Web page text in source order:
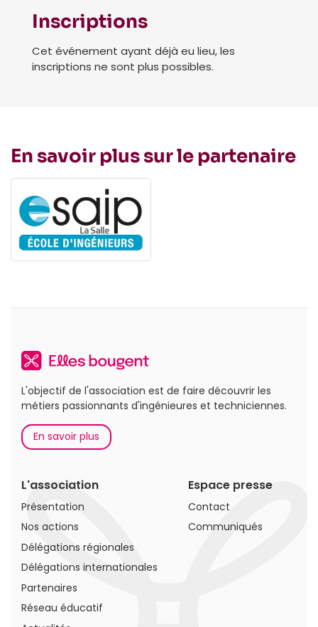
Inscriptions
Cet événement ayant déjà eu lieu, les
inscriptions ne sont plus possibles.
En savoir plus sur le partenaire
L'objectif de l'association est de faire découvrir les
métiers passionnants d'ingénieures et techniciennes.
En savoir plus
L'association
Présentation
Nos actions
Délégations régionales
Délégations internationales
Partenaires
Réseau éducatif
Espace presse
Contact
Communiqués